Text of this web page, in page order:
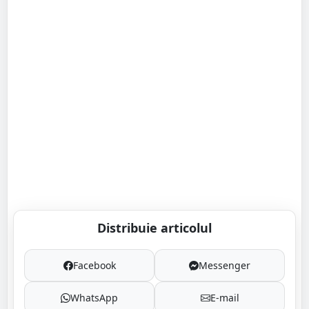
Distribuie articolul
Facebook Messenger
WhatsApp E-mail